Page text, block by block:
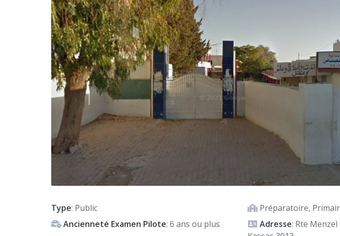
Type: Public
Préparatoire,
Ancienneté Examen Pilote: 6 ans ou plus Adresse: Rte